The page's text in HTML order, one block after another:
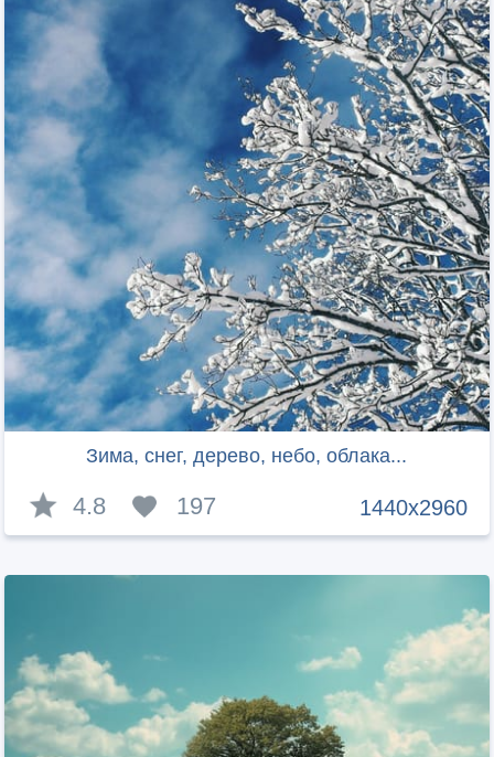
Зима, снег, дерево, небо, облака...
1440x2960
4.8 197